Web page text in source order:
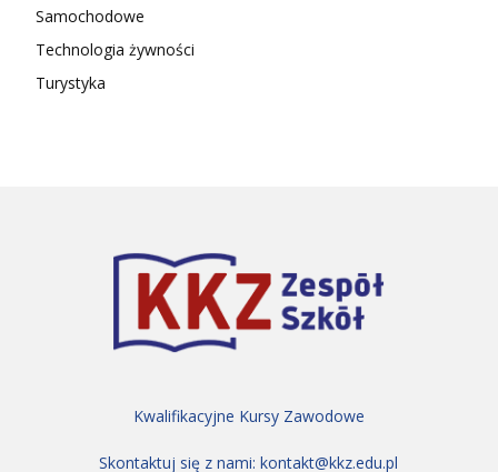
Samochodowe
Technologia żywności
Turystyka
Kwalifikacyjne Kursy Zawodowe
Skontaktuj się z nami:kontakt@kkz.edu.pl